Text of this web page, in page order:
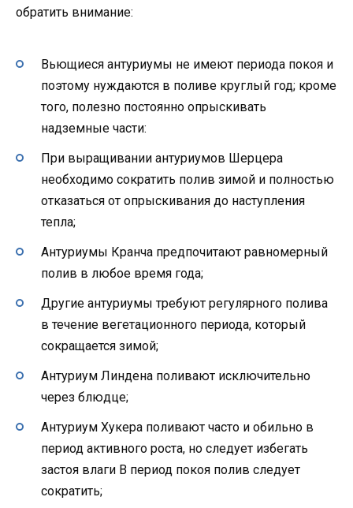
обратить внимание:
Вьющиеся антуриумы не имеют периода покоя и
поэтому нуждаются в поливе круглый год; кроме
того, полезно постоянно опрыскивать
надземные части:
При выращивании антуриумов Шерцера
необходимо сократить полив зимой и полностью
отказаться от опрыскивания до наступления
тепла;
Антуриумы Кранча предпочитают равномерный
полив в любое время года;
Другие антуриумы требуют регулярного полива
в течение вегетационного периода, который
сокращается зимой;
Антуриум Линдена поливают исключительно
через блюдце;
Антуриум Хукера поливают часто и обильно в
период активного роста, но следует избегать
застоя влаги В период покоя полив следует
сократить;